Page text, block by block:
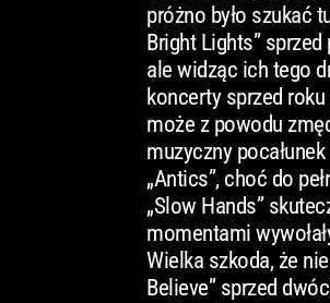
próżno było szukać
Bright Lights”
ale widząc ich tego
koncerty sprzed
może z powodu
muzyczny
„Antics”, choć do
„Slow Hands”
momentami
Wielka szkoda, że
Believe” sprzed